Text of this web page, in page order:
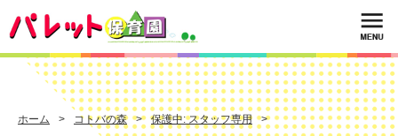
ホーム コトバの森 保護中: スタッフ専用